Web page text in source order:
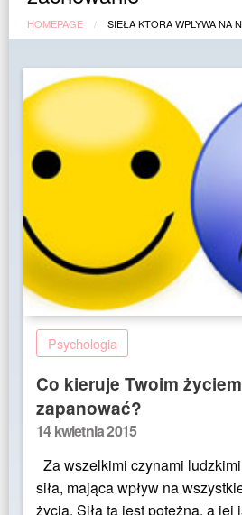
HOMEPAGE SIEŁA KTORA WPLYWA NA
Psychologia
Co kieruje Twoim
zapanować?
Posted
14 kwietnia 2015
Za wszelkimi czynami
siła, mająca wpływ na
życia. Siła ta jest potężna, a